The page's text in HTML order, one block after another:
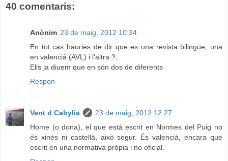
40 comentaris:
Anònim 23 de maig, 2012 10:34
En tot cas hauries de dir que es una revista bilingüe, una
en valencià (AVL) i l'altra ?.
Ells ja diuem que en són dos de diferents
Respon
Vent d Cabylia
23 de maig, 2012 12:27
Home (o dona), el que està escrit en Normes del Puig no
és xinés ni castellà, això segur. És valencià, encara que
escrit en una normativa pròpia i no oficial.